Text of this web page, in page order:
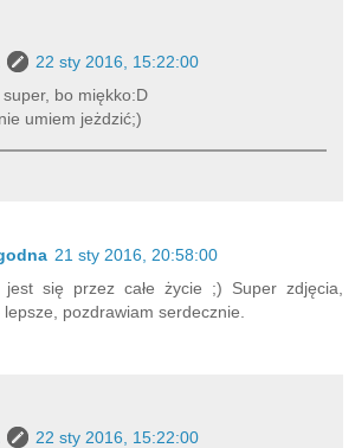
22 sty 2016, 15:22:00
super, bo miękko:D
umiem jeżdzić;)
21 sty 2016, 20:58:00
jest się przez całe życie ;) Super zdjęcia,
pozdrawiam serdecznie.
22 sty 2016, 15:22:00